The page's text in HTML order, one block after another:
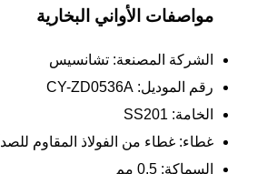
مواصفات الأواني البخارية
الشركة المصنعة: تشانسيس
رقم الموديل: CY-ZD0536A
الخامة: SS201
غطاء: غطاء من الفولاذ المقاوم للصدأ
السماكة: 0.5 مم